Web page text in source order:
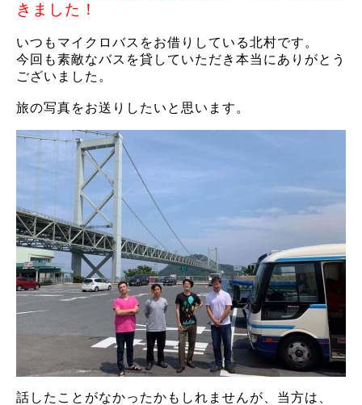
きました！
いつもマイクロバスをお借りしている北村です。
今回も素敵なバスを貸していただき本当にありがとう
ございました。
旅の写真をお送りしたいと思います。
話したことがなかったかもしれませんが、当方は、